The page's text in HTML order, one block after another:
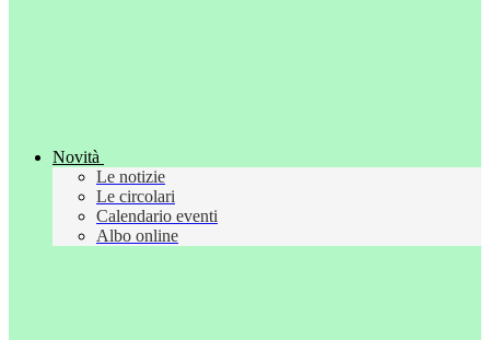
Novità
Le notizie
Le circolari
Calendario eventi
Albo online